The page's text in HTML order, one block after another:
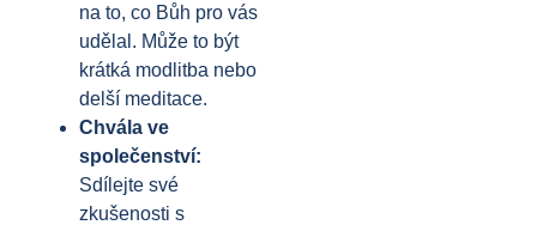
na to, co Bůh pro vás
udělal. Může to být
krátká modlitba nebo
delší meditace.
Chvála ve
společenství:
Sdílejte své
zkušenosti s